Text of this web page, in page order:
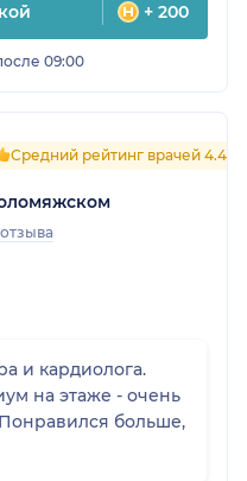
+ 200
09:00
Средний рейтинг врачей 4.4
и кардиолога.
на этаже - очень
больше,